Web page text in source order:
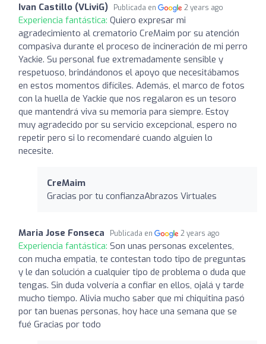
Ivan Castillo (VLiviG) Publicada en 2 years ago
Experiencia fantástica: Quiero expresar mi
agradecimiento al crematorio CreMaim por su atención
compasiva durante el proceso de incineración de mi perro
Yackie. Su personal fue extremadamente sensible y
respetuoso, brindándonos el apoyo que necesitábamos
en estos momentos difíciles. Además, el marco de fotos
con la huella de Yackie que nos regalaron es un tesoro
que mantendrá viva su memoria para siempre. Estoy
muy agradecido por su servicio excepcional, espero no
repetir pero si lo recomendaré cuando alguien lo
necesite.
CreMaim
Gracias por tu confianzaAbrazos Virtuales
Maria Jose Fonseca Publicada en 2 years ago
Experiencia fantástica: Son unas personas excelentes,
con mucha empatia, te contestan todo tipo de preguntas
y le dan solución a cualquier tipo de problema o duda que
tengas. Sin duda volvería a confiar en ellos, ojalá y tarde
mucho tiempo. Alivia mucho saber que mi chiquitina pasó
por tan buenas personas, hoy hace una semana que se
fué Gracias por todo